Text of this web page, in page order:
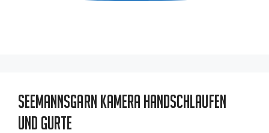
Seemannsgarn Kamera Handschlaufen
und Gurte